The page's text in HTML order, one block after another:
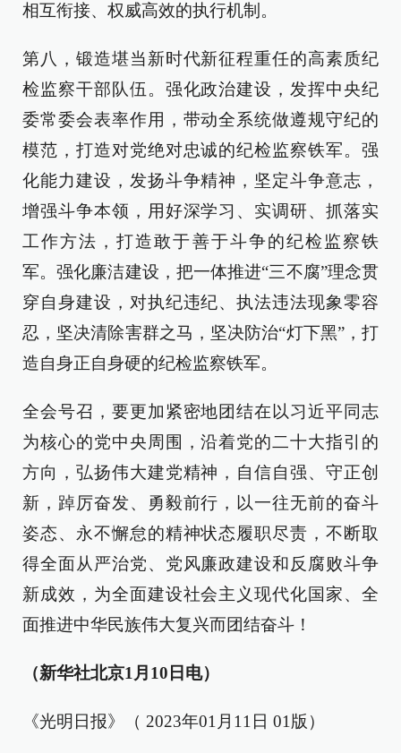
相互衔接、权威高效的执行机制。
第八，锻造堪当新时代新征程重任的高素质纪
检监察干部队伍。强化政治建设，发挥中央纪
委常委会表率作用，带动全系统做遵规守纪的
模范，打造对党绝对忠诚的纪检监察铁军。强
化能力建设，发扬斗争精神，坚定斗争意志，
增强斗争本领，用好深学习、实调研、抓落实
工作方法，打造敢于善于斗争的纪检监察铁
军。强化廉洁建设，把一体推进“三不腐”理念贯
穿自身建设，对执纪违纪、执法违法现象零容
忍，坚决清除害群之马，坚决防治“灯下黑”，打
造自身正自身硬的纪检监察铁军。
全会号召，要更加紧密地团结在以习近平同志
为核心的党中央周围，沿着党的二十大指引的
方向，弘扬伟大建党精神，自信自强、守正创
新，踔厉奋发、勇毅前行，以一往无前的奋斗
姿态、永不懈怠的精神状态履职尽责，不断取
得全面从严治党、党风廉政建设和反腐败斗争
新成效，为全面建设社会主义现代化国家、全
面推进中华民族伟大复兴而团结奋斗！
（新华社北京1月10日电）
《光明日报》（ 2023年01月11日 01版）